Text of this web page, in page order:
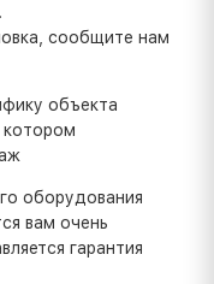
сообщите нам
объекта
котором
оборудования
вам очень
гарантия